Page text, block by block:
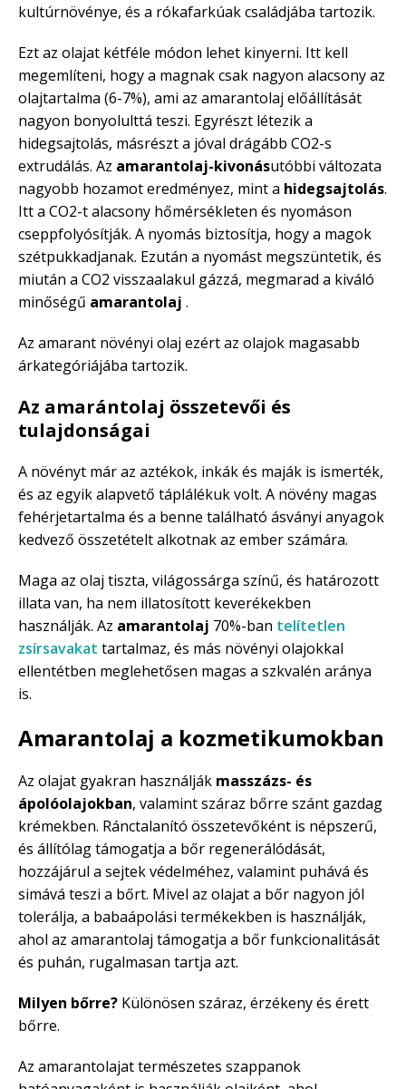
kultúrnövénye, és a rókafarkúak családjába tartozik.
Ezt az olajat kétféle módon lehet kinyerni. Itt kell
megemlíteni, hogy a magnak csak nagyon alacsony az
olajtartalma (6-7%), ami az amarantolaj előállítását
nagyon bonyolulttá teszi. Egyrészt létezik a
hidegsajtolás, másrészt a jóval drágább CO2-s
extrudálás. Az amarantolaj-kivonásutóbbi változata
nagyobb hozamot eredményez, mint a hidegsajtolás.
Itt a CO2-t alacsony hőmérsékleten és nyomáson
cseppfolyósítják. A nyomás biztosítja, hogy a magok
szétpukkadjanak. Ezután a nyomást megszüntetik, és
miután a CO2 visszaalakul gázzá, megmarad a kiváló
minőségű amarantolaj .
Az amarant növényi olaj ezért az olajok magasabb
árkategóriájába tartozik.
Az amarántolaj összetevői és
tulajdonságai
A növényt már az aztékok, inkák és maják is ismerték,
és az egyik alapvető táplálékuk volt. A növény magas
fehérjetartalma és a benne található ásványi anyagok
kedvező összetételt alkotnak az ember számára.
Maga az olaj tiszta, világossárga színű, és határozott
illata van, ha nem illatosított keverékekben
használják. Az amarantolaj 70%-ban telítetlen
zsírsavakat tartalmaz, és más növényi olajokkal
ellentétben meglehetősen magas a szkvalén aránya
is.
Amarantolaj a kozmetikumokban
Az olajat gyakran használják masszázs- és
ápolóolajokban, valamint száraz bőrre szánt gazdag
krémekben. Ránctalanító összetevőként is népszerű,
és állítólag támogatja a bőr regenerálódását,
hozzájárul a sejtek védelméhez, valamint puhává és
simává teszi a bőrt. Mivel az olajat a bőr nagyon jól
tolerálja, a babaápolási termékekben is használják,
ahol az amarantolaj támogatja a bőr funkcionalitását
és puhán, rugalmasan tartja azt.
Milyen bőrre? Különösen száraz, érzékeny és érett
bőrre.
Az amarantolajat természetes szappanok